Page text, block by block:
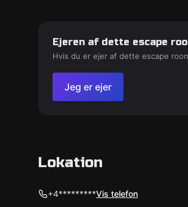
Ejeren af dette escape
Hvis du er ejer af dette escape
Jeg er ejer
Lokation
+4*********Vis telefon